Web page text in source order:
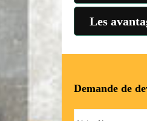
Les
Demande de